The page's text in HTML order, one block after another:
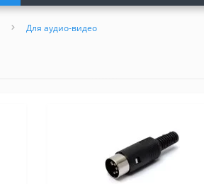
Для аудио-видео